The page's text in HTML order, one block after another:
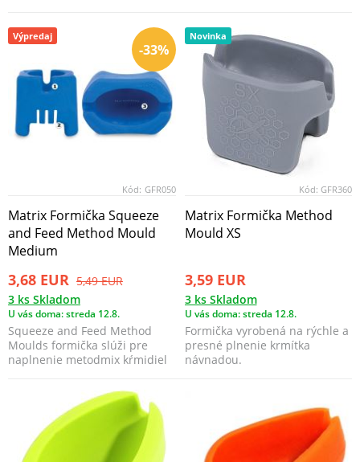
-33%
Výpredaj
Kód: GFR050
Matrix Formička Squeeze
and Feed Method Mould
Medium
3,68 EUR 5,49 EUR
3 ks Skladom
U vás doma: streda 12.8.
Squeeze and Feed Method
Moulds formička slúži pre
naplnenie metodmix kŕmidiel
Novinka
Kód: GFR360
Matrix Formička Method
Mould XS
3,59 EUR
3 ks Skladom
U vás doma: streda 12.8.
Formička vyrobená na rýchle a
presné plnenie krmítka
návnadou.